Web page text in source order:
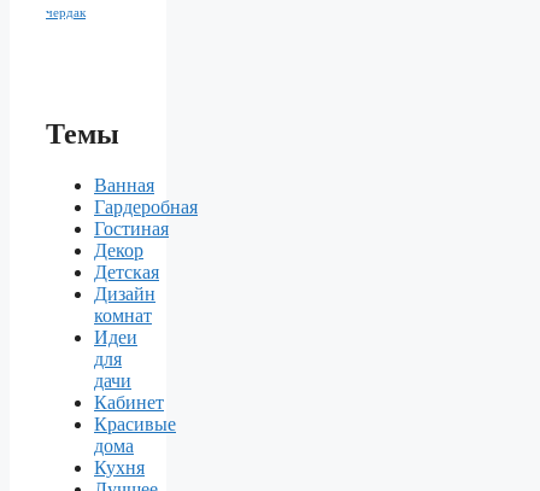
чердак
Темы
Ванная
Гардеробная
Гостиная
Декор
Детская
Дизайн
комнат
Идеи
для
дачи
Кабинет
Красивые
дома
Кухня